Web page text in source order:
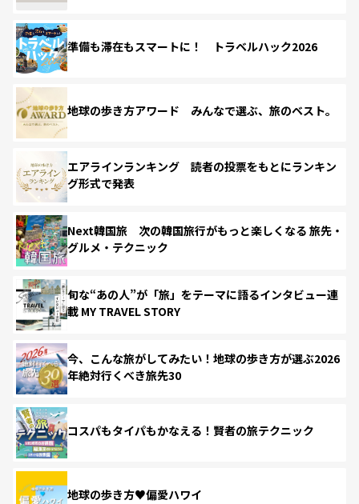
準備も滞在もスマートに！ トラベルハック2026
地球の歩き方アワード みんなで選ぶ、旅のベスト。
エアラインランキング 読者の投票をもとにランキン
グ形式で発表
Next韓国旅 次の韓国旅行がもっと楽しくなる 旅先・
グルメ・テクニック
旬な“あの人”が「旅」をテーマに語るインタビュー連
載 MY TRAVEL STORY
今、こんな旅がしてみたい！地球の歩き方が選ぶ2026
年絶対行くべき旅先30
コスパもタイパもかなえる！賢者の旅テクニック
地球の歩き方♥偏愛ハワイ